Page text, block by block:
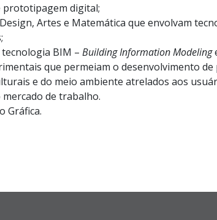
prototipagem digital;
Artes e Matemática que envolvam
BIM – Building Information Modeling
que permeiam o desenvolvimento de
e do meio ambiente atrelados aos
de trabalho.
Gráfica.